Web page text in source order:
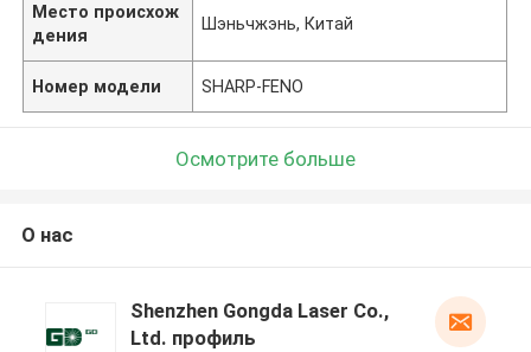
Место происхож
дения
Шэньчжэнь, Китай
Номер модели SHARP-FENO
Осмотрите больше
О нас
Shenzhen Gongda Laser Co.,
Ltd. профиль